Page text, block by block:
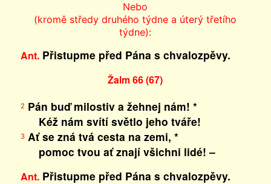
Nebo
(kromě středy druhého týdne a úterý třetího
týdne):
Ant.Přistupme před Pána s chvalozpěvy.
Žalm 66 (67)
2 Pán buď milostiv a žehnej nám! *
Kéž nám svítí světlo jeho tváře!
3Ať se zná tvá cesta na zemi, *
pomoc tvou ať znají všichni lidé! –
Ant.Přistupme před Pána s chvalozpěvy.